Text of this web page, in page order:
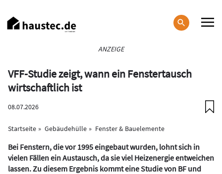
zum
Inhalt
ANZEIGE
VFF-Studie zeigt, wann ein Fenstertausch
wirtschaftlich ist
08.07.2026
Startseite Gebäudehülle Fenster & Bauelemente
Bei Fenstern, die vor 1995 eingebaut wurden, lohnt sich in
vielen Fällen ein Austausch, da sie viel Heizenergie entweichen
lassen. Zu diesem Ergebnis kommt eine Studie von BF und